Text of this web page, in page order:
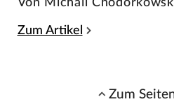
Zum Artikel
Zum